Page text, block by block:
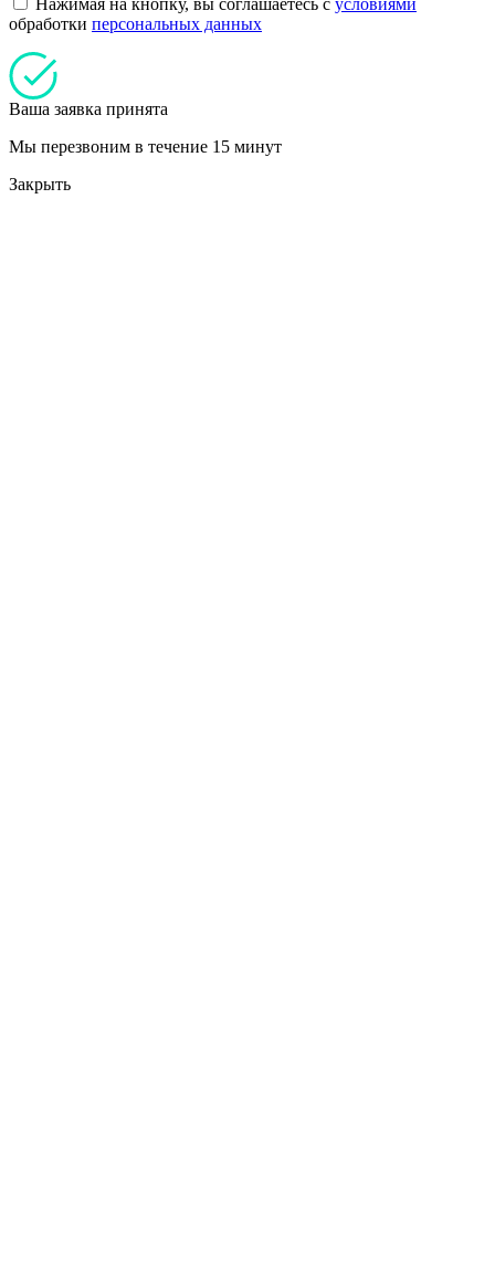
Нажимая на кнопку, вы соглашаетесь с условиями
обработки персональных данных
Ваша заявка принята
Мы перезвоним в течение 15 минут
Закрыть